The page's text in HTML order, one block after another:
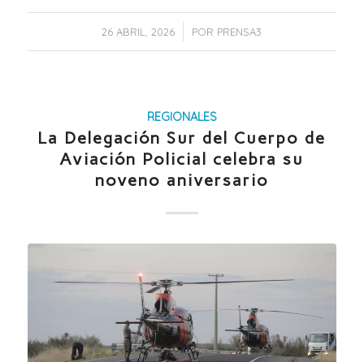
26 ABRIL, 2026
/ POR PRENSA3
REGIONALES
La Delegación Sur del Cuerpo de
Aviación Policial celebra su
noveno aniversario